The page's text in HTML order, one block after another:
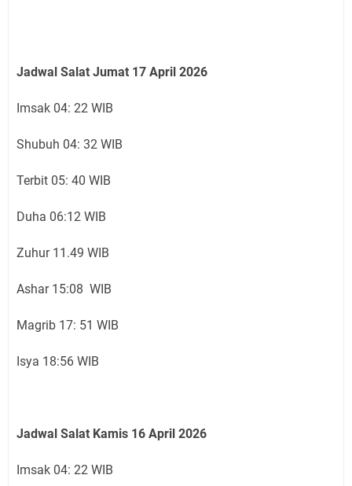
Jadwal Salat Jumat 17 April 2026
Imsak 04: 22 WIB
Shubuh 04: 32 WIB
Terbit 05: 40 WIB
Duha 06:12 WIB
Zuhur 11.49 WIB
Ashar 15:08 WIB
Magrib 17: 51 WIB
Isya 18:56 WIB
Jadwal Salat Kamis 16 April 2026
Imsak 04: 22 WIB